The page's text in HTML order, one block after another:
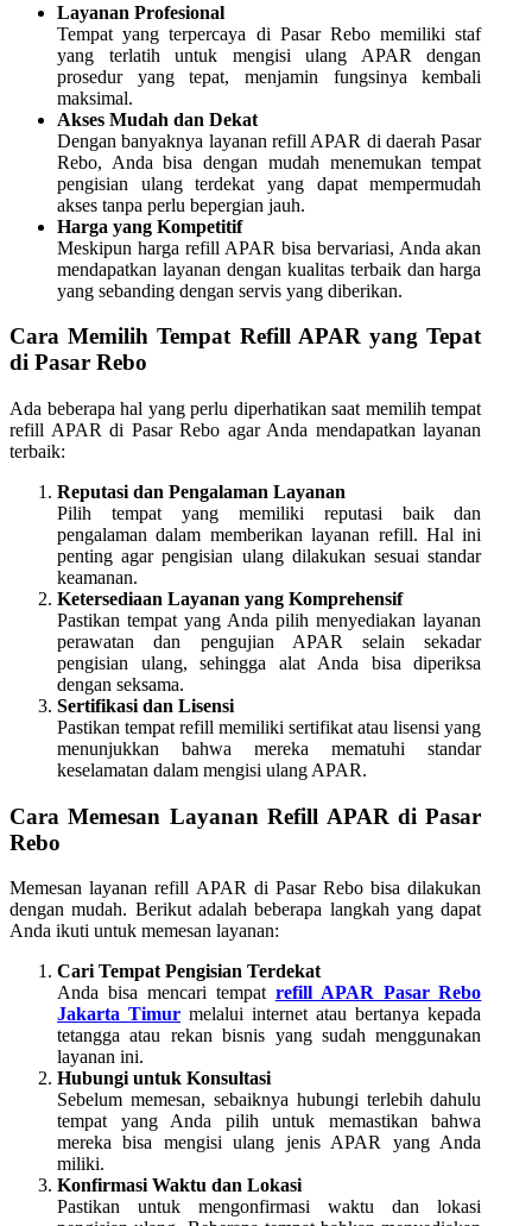
Layanan Profesional
Tempat yang terpercaya di Pasar Rebo memiliki staf
yang terlatih untuk mengisi ulang APAR dengan
prosedur yang tepat, menjamin fungsinya kembali
maksimal.
Akses Mudah dan Dekat
Dengan banyaknya layanan refill APAR di daerah Pasar
Rebo, Anda bisa dengan mudah menemukan tempat
pengisian ulang terdekat yang dapat mempermudah
akses tanpa perlu bepergian jauh.
Harga yang Kompetitif
Meskipun harga refill APAR bisa bervariasi, Anda akan
mendapatkan layanan dengan kualitas terbaik dan harga
yang sebanding dengan servis yang diberikan.
Cara Memilih Tempat Refill APAR yang Tepat
di Pasar Rebo
Ada beberapa hal yang perlu diperhatikan saat memilih tempat
refill APAR di Pasar Rebo agar Anda mendapatkan layanan
terbaik:
Reputasi dan Pengalaman Layanan
Pilih tempat yang memiliki reputasi baik dan
pengalaman dalam memberikan layanan refill. Hal ini
penting agar pengisian ulang dilakukan sesuai standar
keamanan.
Ketersediaan Layanan yang Komprehensif
Pastikan tempat yang Anda pilih menyediakan layanan
perawatan dan pengujian APAR selain sekadar
pengisian ulang, sehingga alat Anda bisa diperiksa
dengan seksama.
Sertifikasi dan Lisensi
Pastikan tempat refill memiliki sertifikat atau lisensi yang
menunjukkan bahwa mereka mematuhi standar
keselamatan dalam mengisi ulang APAR.
Cara Memesan Layanan Refill APAR di Pasar
Rebo
Memesan layanan refill APAR di Pasar Rebo bisa dilakukan
dengan mudah. Berikut adalah beberapa langkah yang dapat
Anda ikuti untuk memesan layanan:
Cari Tempat Pengisian Terdekat
Anda bisa mencari tempat refill APAR Pasar Rebo
Jakarta Timur melalui internet atau bertanya kepada
tetangga atau rekan bisnis yang sudah menggunakan
layanan ini.
Hubungi untuk Konsultasi
Sebelum memesan, sebaiknya hubungi terlebih dahulu
tempat yang Anda pilih untuk memastikan bahwa
mereka bisa mengisi ulang jenis APAR yang Anda
miliki.
Konfirmasi Waktu dan Lokasi
Pastikan untuk mengonfirmasi waktu dan lokasi